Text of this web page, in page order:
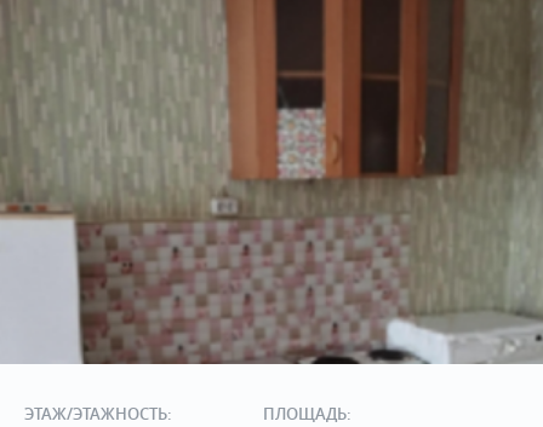
ЭТАЖ/ЭТАЖНОСТЬ: ПЛОЩАДЬ: